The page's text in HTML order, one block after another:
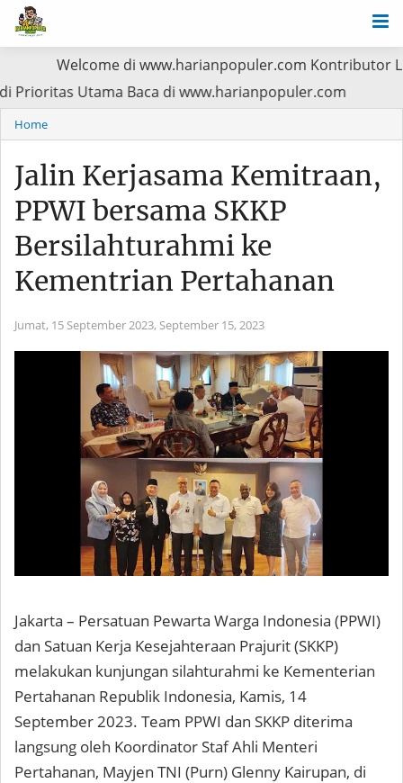
di www.harianpopuler.com Kontributor Liputan
Jadi Prioritas Utama Baca di
Home
Jalin Kerjasama Kemitraan,
PPWI bersama SKKP
Bersilahturahmi ke
Kementrian Pertahanan
Jumat, 15 September 2023, September 15, 2023
Jakarta – Persatuan Pewarta Warga Indonesia (PPWI)
dan Satuan Kerja Kesejahteraan Prajurit (SKKP)
melakukan kunjungan silahturahmi ke Kementerian
Pertahanan Republik Indonesia, Kamis, 14
September 2023. Team PPWI dan SKKP diterima
langsung oleh Koordinator Staf Ahli Menteri
Pertahanan, Mayjen TNI (Purn) Glenny Kairupan, di